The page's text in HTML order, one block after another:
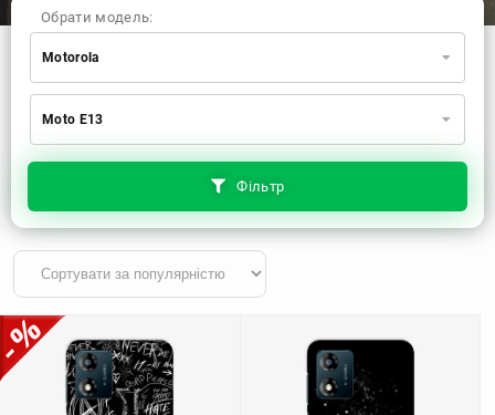
Фільтр
Обрати модель:
Motorola
Xiaomi
Apple
Huawei
Realme
TECNO
ZTE
OnePlus
Motorola
Moto E13